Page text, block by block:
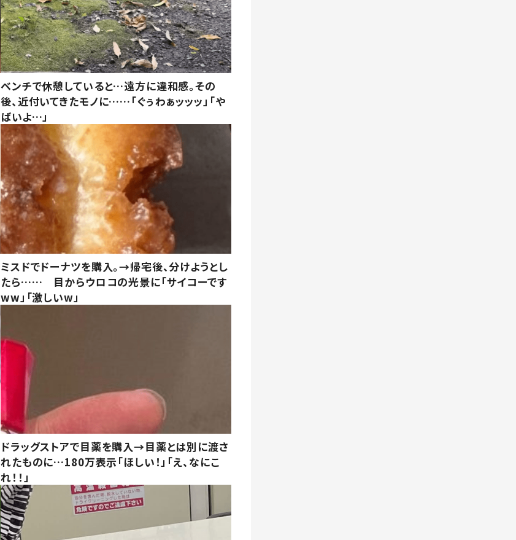
ベンチで休憩していると…遠方に違和感。その
後、近付いてきたモノに……「ぐぅわぁッッッ」「や
ばいよ…」
ミスドでドーナツを購入。→帰宅後、分けようとし
たら…… 目からウロコの光景に「サイコーです
ww」「激しいw」
ドラッグストアで目薬を購入→目薬とは別に渡さ
れたものに…180万表示「ほしい！」「え、なにこ
れ！！」